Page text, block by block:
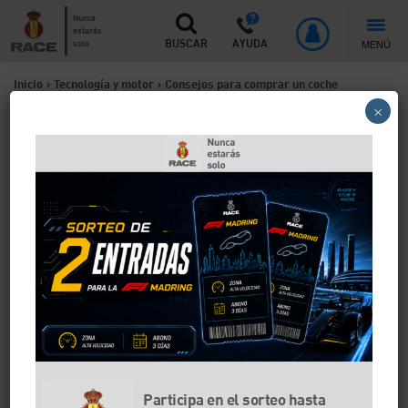
Nunca
estarás
solo
BUSCAR AYUDA MENÚ
Inicio > Tecnología y motor > Consejos para comprar un coche
Consejos para comprar un
coche eléctrico de segunda
mano: ¿qué debes revisar?
Además de los elementos en común que debes tener
en cuenta a la hora de comprar un coche, si es un
coche eléctrico de segunda mano debes dedicar un
tiempo a revisar la batería, una de las partes más
costosas en este tipo de vehículos, además del motor
eléctrico, los cables de recarga y otros elementos.
Participa en el sorteo hasta
×